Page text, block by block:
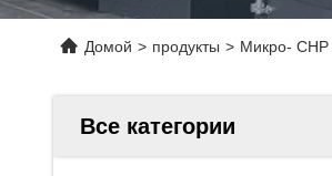
Домой > продукты > Микро- CHP
Все категории